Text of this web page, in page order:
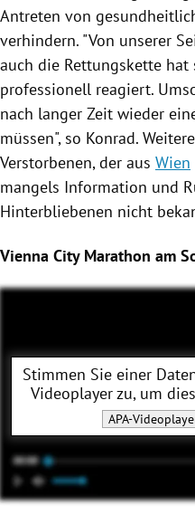
Antreten von
verhindern. "Von unserer
auch die Rettungskette hat
professionell reagiert.
nach langer Zeit wieder
müssen", so Konrad.
Verstorbenen, der aus Wien
mangels Information und
Hinterbliebenen nicht
Vienna City Marathon am
Stimmen Sie einer
Videoplayerzu, um
APA-